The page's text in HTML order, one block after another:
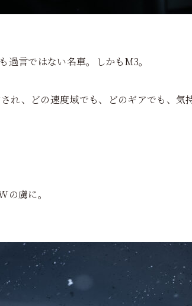
言ではない名車。しかもM3。
れ、どの速度域でも、どのギアでも、気
虜に。